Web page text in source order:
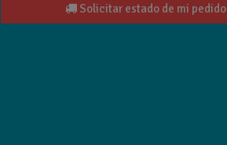
Solicitar estado de mi pedido